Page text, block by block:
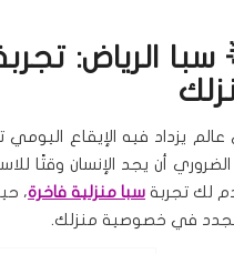
سبا الرياض:
يزداد فيه الإيقاع
أن يجد الإنسان وقتًا
لك تجربة سبا منزلية فاخرة،
في خصوصية منزلك.